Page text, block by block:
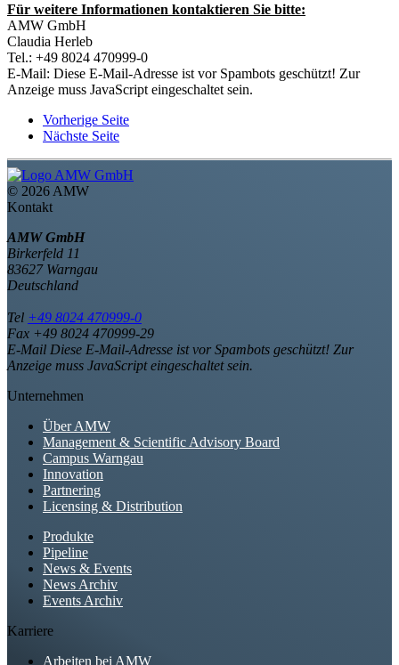
Für weitere Informationen kontaktieren Sie bitte:
AMW GmbH
Claudia Herleb
Tel.: +49 8024 470999-0
E-Mail: Diese E-Mail-Adresse ist vor Spambots geschützt! Zur
Anzeige muss JavaScript eingeschaltet sein.
Vorherige Seite
Nächste Seite
© 2026 AMW
Kontakt
AMW GmbH
Birkerfeld 11
83627 Warngau
Deutschland
Tel +49 8024 470999-0
Fax +49 8024 470999-29
E-Mail Diese E-Mail-Adresse ist vor Spambots geschützt! Zur
Anzeige muss JavaScript eingeschaltet sein.
Unternehmen
Über AMW
Management & Scientific Advisory Board
Campus Warngau
Innovation
Partnering
Licensing & Distribution
Produkte
Pipeline
News & Events
News Archiv
Events Archiv
Karriere
Arbeiten bei AMW